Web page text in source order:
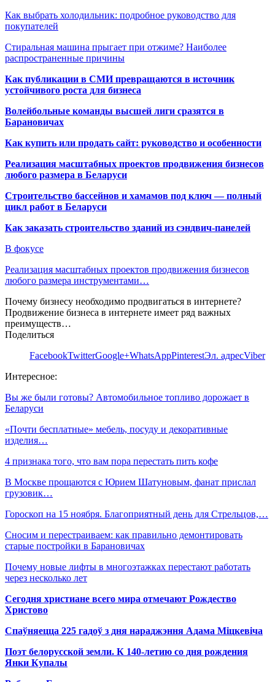
Как выбрать холодильник: подробное руководство для
покупателей
Стиральная машина прыгает при отжиме? Наиболее
распространенные причины
Как публикации в СМИ превращаются в источник
устойчивого роста для бизнеса
Волейбольные команды высшей лиги сразятся в
Барановичах
Как купить или продать сайт: руководство и особенности
Реализация масштабных проектов продвижения бизнесов
любого размера в Беларуси
Строительство бассейнов и хамамов под ключ — полный
цикл работ в Беларуси
Как заказать строительство зданий из сэндвич-панелей
В фокусе
Реализация масштабных проектов продвижения бизнесов
любого размера инструментами…
Почему бизнесу необходимо продвигаться в интернете?
Продвижение бизнеса в интернете имеет ряд важных
преимуществ…
Поделиться
FacebookTwitterGoogle+WhatsAppPinterestЭл. адресViber
Интересное:
Вы же были готовы? Автомобильное топливо дорожает в
Беларуси
«Почти бесплатные» мебель, посуду и декоративные
изделия…
4 признака того, что вам пора перестать пить кофе
В Москве прощаются с Юрием Шатуновым, фанат прислал
грузовик…
Гороскоп на 15 ноября. Благоприятный день для Стрельцов,…
Сносим и перестраиваем: как правильно демонтировать
старые постройки в Барановичах
Почему новые лифты в многоэтажках перестают работать
через несколько лет
Сегодня христиане всего мира отмечают Рождество
Христово
Спаўняецца 225 гадоў з дня нараджэння Адама Міцкевіча
Поэт белорусской земли. К 140-летию со дня рождения
Янки Купалы